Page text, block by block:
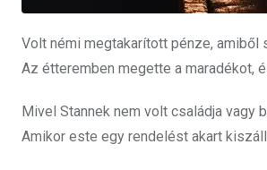
Volt némi megtakarított pénze,
Az étteremben megette a maradékot,
Mivel Stannek nem volt családja vagy
Amikor este egy rendelést akart